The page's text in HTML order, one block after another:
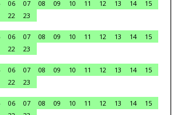
06 07 08 09 10 11 12 13 14
15
22
23
06 07 08 09 10 11 12 13 14
15
22
23
06 07 08 09 10 11 12 13 14
15
22
23
06 07 08 09 10 11 12 13 14
15